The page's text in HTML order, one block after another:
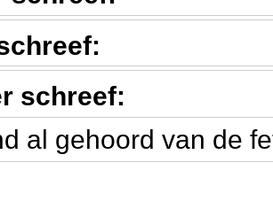
schreef:
al gehoord van de